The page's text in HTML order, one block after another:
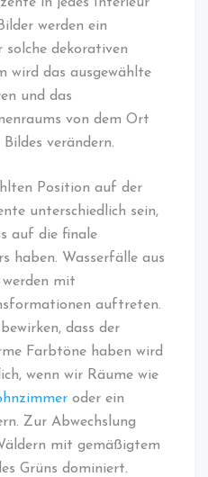
werden ein
dekorativen
wird das ausgewählte
und das
von dem Ort
verändern.
Position auf der
unterschiedlich sein,
auf die finale
haben. Wasserfälle aus
mit
auftreten.
dass der
Farbtöne haben wird
wenn wir Räume wie
oder ein
Zur Abwechslung
mit gemäßigtem
Grüns dominiert.